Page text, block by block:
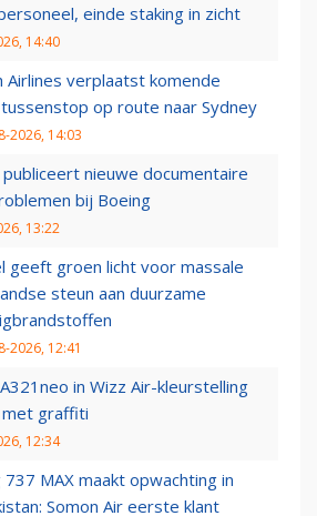
einde staking in zicht
14:40
Airlines verplaatst komende
op route naar Sydney
2026, 14:03
nieuwe documentaire
bij Boeing
13:22
geeft groen licht voor massale
steun aan duurzame
2026, 12:41
in Wizz Air-kleurstelling
met graffiti
12:34
737 MAX maakt opwachting in
Somon Air eerste klant